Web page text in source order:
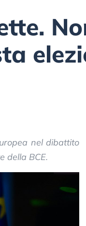
nel dibattito
della BCE.